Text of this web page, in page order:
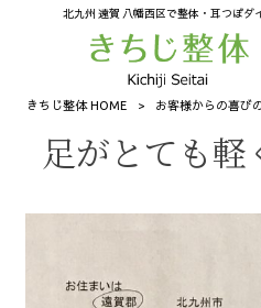
北九州 遠賀 八幡西区で整体・耳つぼダ
きちじ整体 HOME > お客様からの喜び
足がとても軽